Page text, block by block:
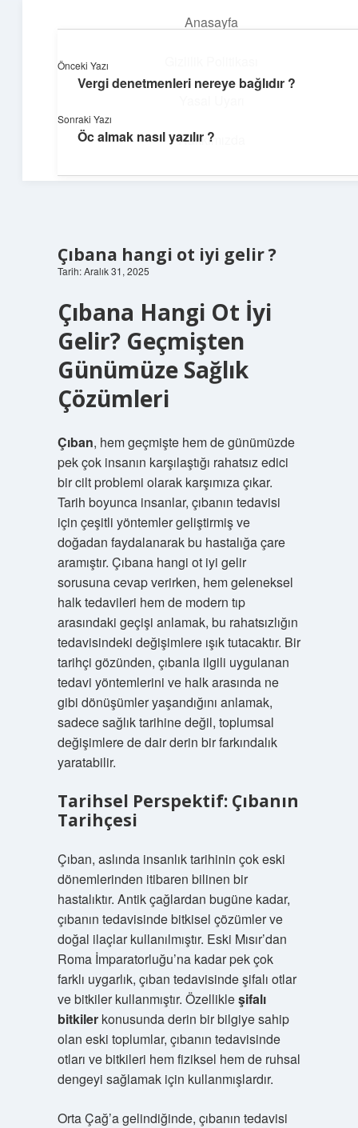
Anasayfa
Hakkımızda
Ufak Ayrıntılar
Göz atmalık, düşündürmelik kısa bilgiler.
Çıbana hangi ot iyi gelir ?
Tarih: Aralık 31, 2025
Çıbana Hangi Ot İyi
Gelir? Geçmişten
Günümüze Sağlık
Çözümleri
Çıban, hem geçmişte hem de günümüzde
pek çok insanın karşılaştığı rahatsız edici
bir cilt problemi olarak karşımıza çıkar.
Tarih boyunca insanlar, çıbanın tedavisi
için çeşitli yöntemler geliştirmiş ve
doğadan faydalanarak bu hastalığa çare
aramıştır. Çıbana hangi ot iyi gelir
sorusuna cevap verirken, hem geleneksel
halk tedavileri hem de modern tıp
arasındaki geçişi anlamak, bu rahatsızlığın
tedavisindeki değişimlere ışık tutacaktır. Bir
tarihçi gözünden, çıbanla ilgili uygulanan
tedavi yöntemlerini ve halk arasında ne
gibi dönüşümler yaşandığını anlamak,
sadece sağlık tarihine değil, toplumsal
değişimlere de dair derin bir farkındalık
yaratabilir.
Tarihsel Perspektif: Çıbanın
Tarihçesi
Çıban, aslında insanlık tarihinin çok eski
dönemlerinden itibaren bilinen bir
hastalıktır. Antik çağlardan bugüne kadar,
çıbanın tedavisinde bitkisel çözümler ve
doğal ilaçlar kullanılmıştır. Eski Mısır’dan
Roma İmparatorluğu’na kadar pek çok
farklı uygarlık, çıban tedavisinde şifalı otlar
ve bitkiler kullanmıştır. Özellikleşifalı
bitkilerkonusunda derin bir bilgiye sahip
olan eski toplumlar, çıbanın tedavisinde
otları ve bitkileri hem fiziksel hem de ruhsal
dengeyi sağlamak için kullanmışlardır.
Orta Çağ’a gelindiğinde, çıbanın tedavisi
Önceki Yazı
Vergi denetmenleri nereye bağlıdır ?
Sonraki Yazı
Öc almak nasıl yazılır ?